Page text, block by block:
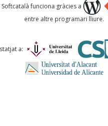
*
funciona gràcies a
entre altre programari lliure.
a: